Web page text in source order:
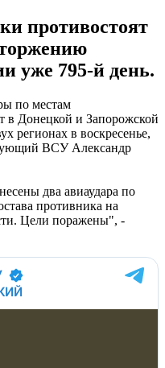
противостоят
уже 795-й день.
по местам
в Донецкой и Запорожской
регионах в воскресенье,
ВСУ Александр
два авиаудара по
противника на
Цели поражены", -